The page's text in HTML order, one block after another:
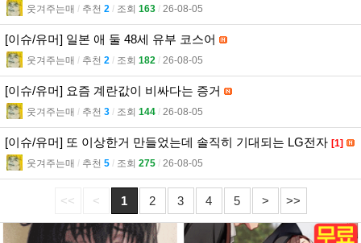
웃겨주는매 l 추천 2 l 조회 163 l 26-08-05
[이슈/유머] 일본 애 둘 48세 유부 코스어
웃겨주는매 l 추천 2 l 조회 182 l 26-08-05
[이슈/유머] 요즘 계란값이 비싸다는 증거
웃겨주는매 l 추천 3 l 조회 144 l 26-08-05
[이슈/유머] 또 이상한거 만들었는데 솔직히 기대되는 LG전자 [1]
웃겨주는매 l 추천 5 l 조회 275 l 26-08-05
<< < 1 2 3 4 5 > >>